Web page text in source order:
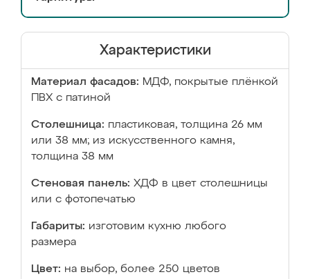
Характеристики
Материал фасадов: МДФ, покрытые плёнкой
ПВХ с патиной
Столешница: пластиковая, толщина 26 мм
или 38 мм; из искусственного камня,
толщина 38 мм
Стеновая панель: ХДФ в цвет столешницы
или с фотопечатью
Габариты: изготовим кухню любого
размера
Цвет: на выбор, более 250 цветов